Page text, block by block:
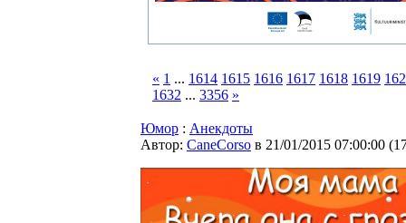
« 1 ... 1614 1615 1616 1617 1618 1619
1632 ... 3356 »
Юмор : Анекдоты
Автор: CaneCorso в 21/01/2015 07:00:00 (